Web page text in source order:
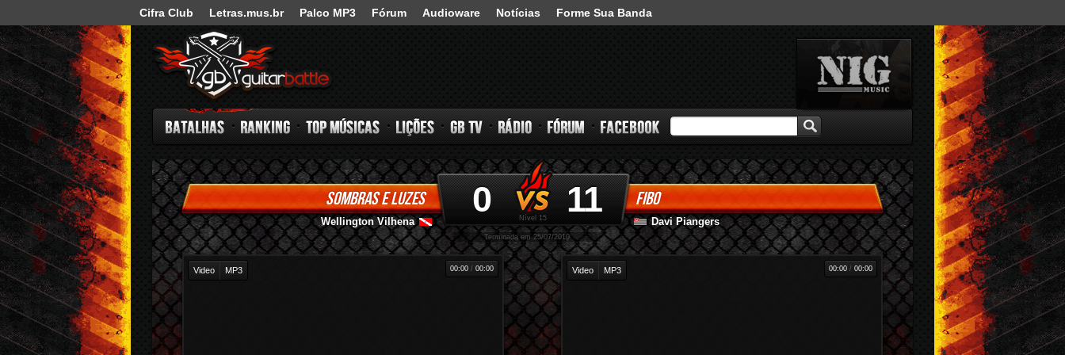
Cifra Club Letras.mus.br Palco MP3 Fórum Audioware Notícias Forme Sua Banda
Guitar Battle
Batalhas Top Músicas Lições GB TV Rádio Fórum Facebook
SOMBRAS E LUZES 0
-
Wellington Vilhena
FIBO
11
- Davi Piangers
Nível 15
Terminada em 25/07/2010
Video MP3 00:00 / 00:00 Video MP3 00:00 / 00:00